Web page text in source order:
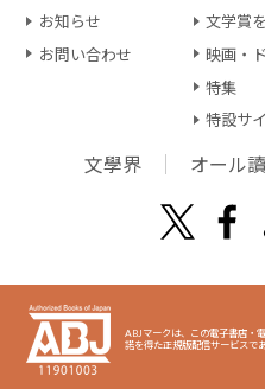
お知らせ
お問い合わせ
文学賞
映画・
特集
特設サ
文學界 オール
ABJマークは、この電子書店・
諾を得た正規版配信サービスで